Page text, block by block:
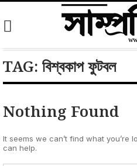
Skip
content
TAG: বিশ্বকাপ ফুটবল
Nothing Found
It seems we can’t find what you’re
can help.